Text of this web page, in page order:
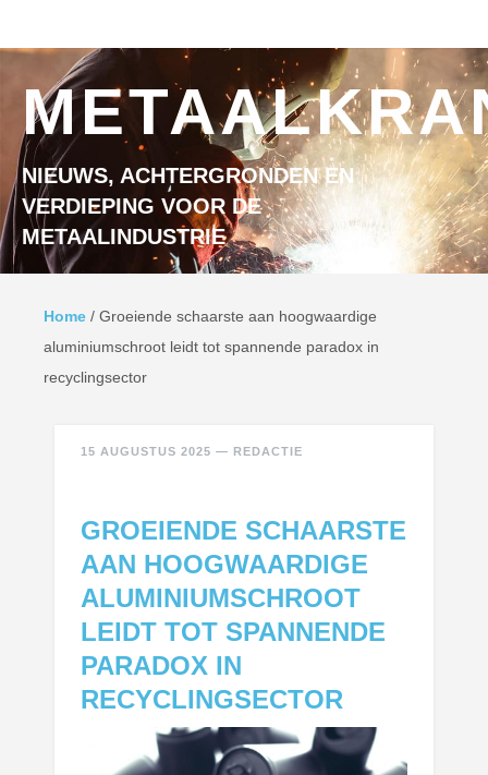
NIEUWS, ACHTERGRONDEN EN
VERDIEPING VOOR DE
METAALINDUSTRIE
Home / Groeiende schaarste aan hoogwaardige
aluminiumschroot leidt tot spannende paradox in
recyclingsector
15 AUGUSTUS 2025 — REDACTIE
GROEIENDE SCHAARSTE
AAN HOOGWAARDIGE
ALUMINIUMSCHROOT
LEIDT TOT SPANNENDE
PARADOX IN
RECYCLINGSECTOR